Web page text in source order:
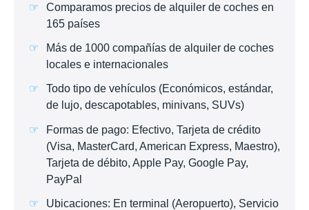
Comparamos precios de alquiler de coches en
165 países
Más de 1000 compañías de alquiler de coches
locales e internacionales
Todo tipo de vehículos (Económicos, estándar,
de lujo, descapotables, minivans, SUVs)
Formas de pago: Efectivo, Tarjeta de crédito
(Visa, MasterCard, American Express, Maestro),
Tarjeta de débito, Apple Pay, Google Pay,
PayPal
Ubicaciones: En terminal (Aeropuerto), Servicio